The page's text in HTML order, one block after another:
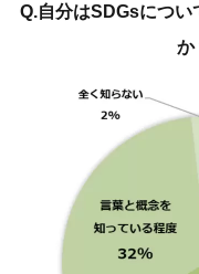
Q.自分はSDGsにつ
か